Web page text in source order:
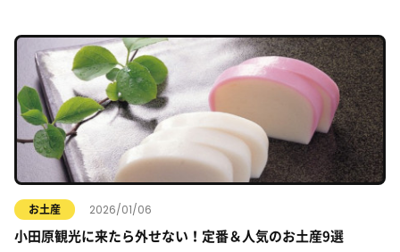
お土産 2026/01/06
小田原観光に来たら外せない！定番＆人気のお土産9選